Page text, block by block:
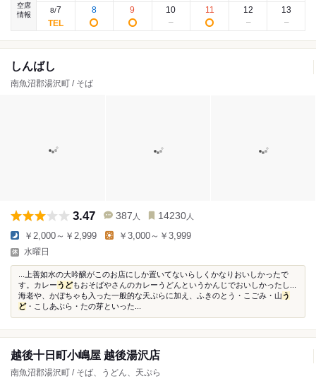
空席
情報
8/7 8 9 10 11 12 13
しんばし
南魚沼郡湯沢町 / そば
3.47 387 人 14230 人
￥2,000～￥2,999 ￥3,000～￥3,999
水曜日
...上善如水の大吟醸がこのお店にしか置いてないらしくかなりおいしかったで
す。カレーうどもおそばやさんのカレーうどんというかんじでおいしかったし...
海老や、かぼちゃも入った一般的な天ぷらに加え、ふきのとう・こごみ・山う
ど・こしあぶら・たの芽といった...
越後十日町小嶋屋 越後湯沢店
南魚沼郡湯沢町 / そば、うどん、天ぷら